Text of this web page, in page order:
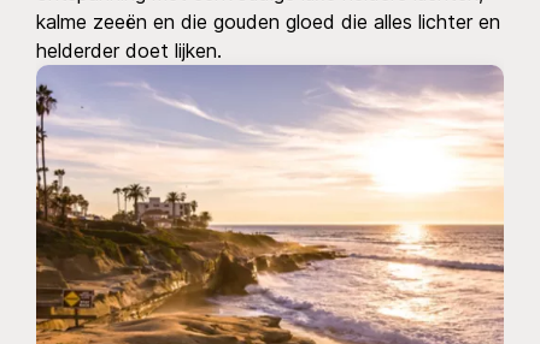
kalme zeeën en die gouden gloed die alles lichter en
helderder doet lijken.